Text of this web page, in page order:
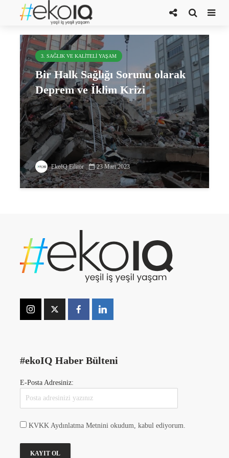
travma sonrası stres bozukluğu
3. SAĞLIK VE KALITELI YAŞAM
Bir Halk Sağlığı Sorunu olarak
Deprem ve İklim Krizi
EkoIQ Editör 23 Mart 2023
#ekoIQ Haber Bülteni
E-Posta Adresiniz:
KVKK Aydınlatma Metnini okudum, kabul ediyorum.